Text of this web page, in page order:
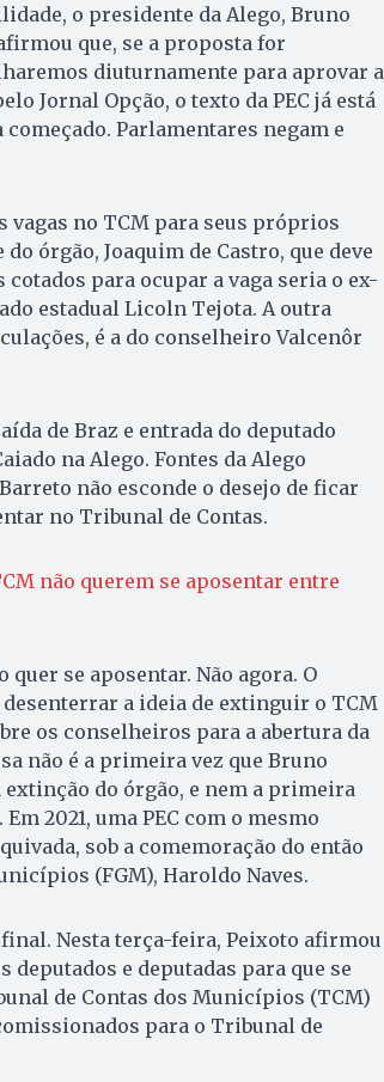
o presidente da Alego, Bruno
que, se a proposta for
diuturnamente para aprovar a
Jornal Opção, o texto da PEC já está
Parlamentares negam e
vagas no TCM para seus próprios
órgão, Joaquim de Castro, que deve
para ocupar a vaga seria o ex-
estadual Licoln Tejota. A outra
é a do conselheiro Valcenôr
de Braz e entrada do deputado
na Alego. Fontes da Alego
não esconde o desejo de ficar
no Tribunal de Contas.
não querem se aposentar entre
se aposentar. Não agora. O
a ideia de extinguir o TCM
os conselheiros para a abertura da
não é a primeira vez que Bruno
do órgão, e nem a primeira
2021, uma PEC com o mesmo
sob a comemoração do então
(FGM), Haroldo Naves.
Nesta terça-feira, Peixoto afirmou
deputados e deputadas para que se
de Contas dos Municípios (TCM)
para o Tribunal de